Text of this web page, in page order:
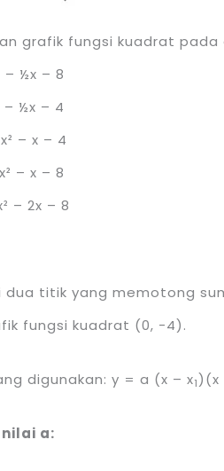
grafik fungsi kuadrat
½x – 8
½x – 4
– x – 4
– x – 8
– 2x – 8
dua titik yang memotong
fungsi kuadrat (0, -4).
digunakan: y = a (x – x1)(x
a: